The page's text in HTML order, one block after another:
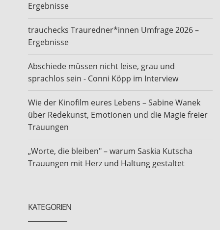
Ergebnisse
trauchecks Trauredner*innen Umfrage 2026 –
Ergebnisse
Abschiede müssen nicht leise, grau und
sprachlos sein - Conni Köpp im Interview
Wie der Kinofilm eures Lebens – Sabine Wanek
über Redekunst, Emotionen und die Magie freier
Trauungen
„Worte, die bleiben" – warum Saskia Kutscha
Trauungen mit Herz und Haltung gestaltet
KATEGORIEN